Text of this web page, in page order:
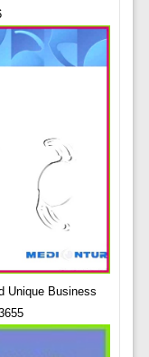
Unique Business